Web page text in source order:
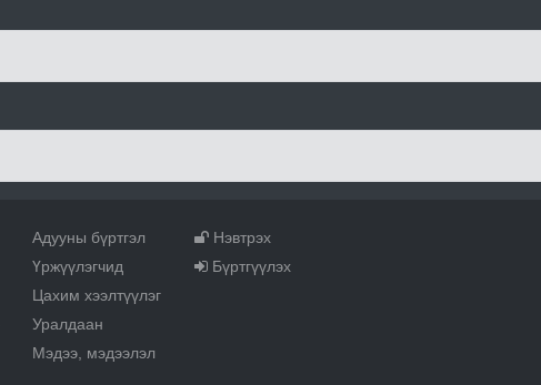
Адууны бүртгэл
Үржүүлэгчид
Цахим хээлтүүлэг
Уралдаан
Мэдээ, мэдээлэл
Нэвтрэх
Бүртгүүлэх